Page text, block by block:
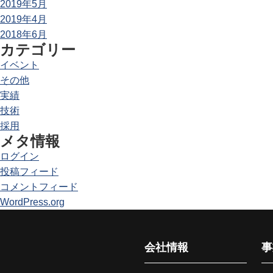
2019年5月
2019年4月
2018年6月
カテゴリー
イベント
その他
実績
技術
採用
メタ情報
ログイン
投稿フィード
コメントフィード
WordPress.org
会社情報